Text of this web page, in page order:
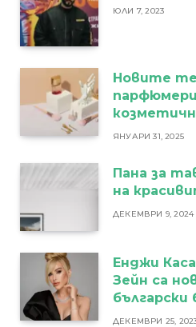
ЮЛИ 7, 2023
Новите
ЯНУАРИ 31, 2025
Пана за
на
ДЕКЕМВРИ 9, 2024
Енджи
Зейн са
ДЕКЕМВРИ 25,